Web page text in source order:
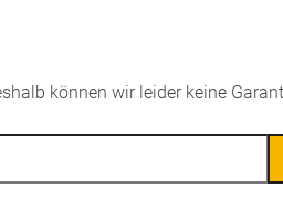
können wir leider keine